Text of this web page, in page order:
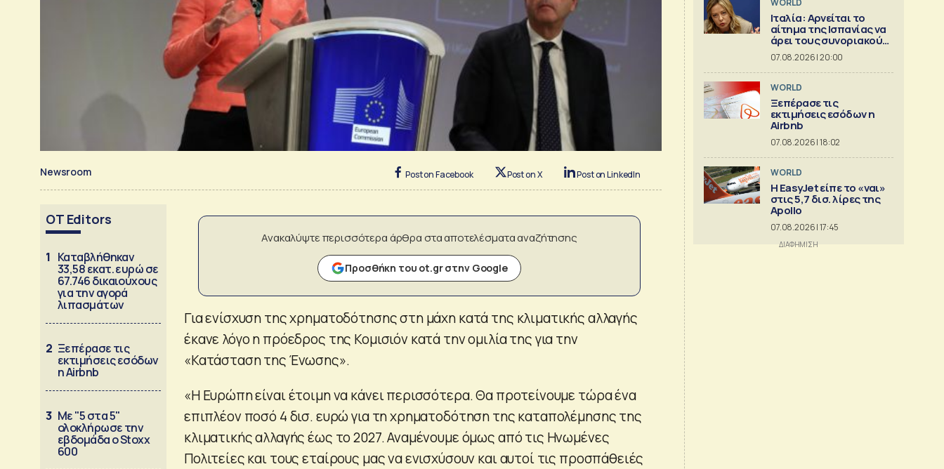
Newsroom Post on Facebook Post on X Post on LinkedIn
OT Editors
1 Καταβλήθηκαν
33,58 εκατ. ευρώ σε
67.746 δικαιούχους
για την αγορά
λιπασμάτων
2 Ξεπέρασε τις
εκτιμήσεις εσόδων
η Airbnb
3 Με "5 στα 5"
ολοκλήρωσε την
εβδομάδα ο Stoxx
600
Ανακαλύψτε περισσότερα άρθρα στα αποτελέσματα αναζήτησης
Προσθήκη του ot.gr στην Google
Για ενίσχυση της χρηματοδότησης στη μάχη κατά της κλιματικής αλλαγής
έκανε λόγο η πρόεδρος της Κομισιόν κατά την ομιλία της για την
«Κατάσταση της Ένωσης».
«Η Ευρώπη είναι έτοιμη να κάνει περισσότερα. Θα προτείνουμε τώρα ένα
επιπλέον ποσό 4 δισ. ευρώ για τη χρηματοδότηση της καταπολέμησης της
κλιματικής αλλαγής έως το 2027. Αναμένουμε όμως από τις Ηνωμένες
Πολιτείες και τους εταίρους μας να ενισχύσουν και αυτοί τις προσπάθειές
WORLD
Ιταλία: Αρνείται το
αίτημα της Ισπανίας να
άρει τους συνοριακούς
περιορισμούς
07.08.2026 | 20:00
WORLD
Ξεπέρασε τις
εκτιμήσεις εσόδων η
Airbnb
07.08.2026 | 18:02
WORLD
Η EasyJet είπε το «ναι»
στις 5,7 δισ. λίρες της
Apollo
07.08.2026 | 17:45